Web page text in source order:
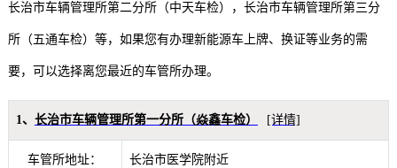
充电站
用车百科
经销商
长治市车辆管理所第二分所（中天车检），长治市车辆管理所第三分
所（五通车检）等，如果您有办理新能源车上牌、换证等业务的需
要，可以选择离您最近的车管所办理。
1、 长治市车辆管理所第一分所（焱鑫车检） [详情]
车管所地址： 长治市医学院附近